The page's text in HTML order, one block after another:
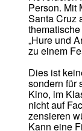
Person. Mit
Santa Cruz
„Hure und
zu einem
Dies ist
sondern für
Kino, im
nicht auf
zensieren
Kann eine